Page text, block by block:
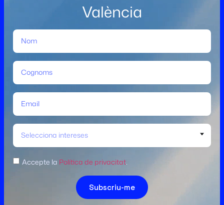
València
Selecciona intereses
Accepte la Política de privacitat
Subscriu-me